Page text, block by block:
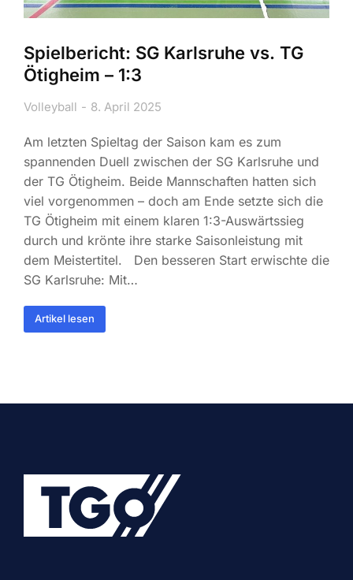
Spielbericht: SG Karlsruhe vs. TG
Ötigheim – 1:3
Volleyball 8. April 2025
Am letzten Spieltag der Saison kam es zum
spannenden Duell zwischen der SG Karlsruhe und
der TG Ötigheim. Beide Mannschaften hatten sich
viel vorgenommen – doch am Ende setzte sich die
TG Ötigheim mit einem klaren 1:3-Auswärtssieg
durch und krönte ihre starke Saisonleistung mit
dem Meistertitel. Den besseren Start erwischte die
SG Karlsruhe: Mit…
Artikel lesen